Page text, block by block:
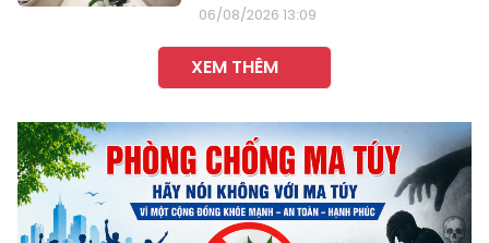
06/08/2026 13:09
XEM THÊM